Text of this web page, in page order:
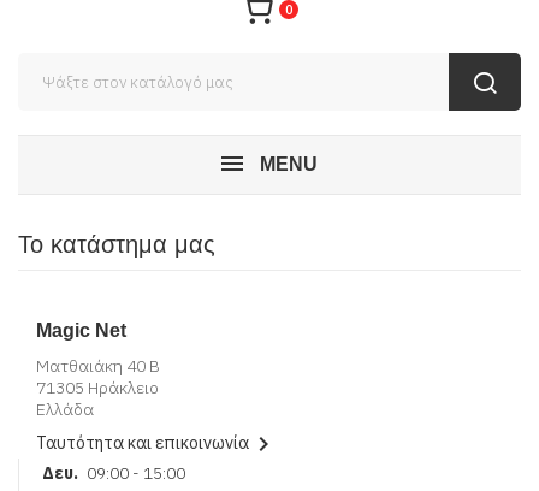
0
MENU
Το κατάστημα μας
Magic Net
Ματθαιάκη 40 Β
71305 Ηράκλειο
Ελλάδα
Ταυτότητα και επικοινωνία 
Δευ. 09:00 - 15:00